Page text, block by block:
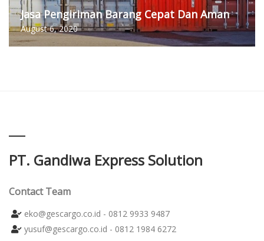
Jasa Pengiriman Barang Cepat Dan Aman
August 6, 2020
PT. Gandiwa Express Solution
Contact Team
eko@gescargo.co.id - 0812 9933 9487
yusuf@gescargo.co.id - 0812 1984 6272